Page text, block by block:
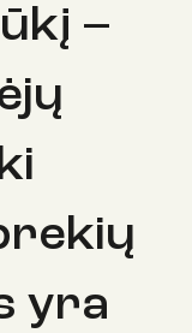
–
yra